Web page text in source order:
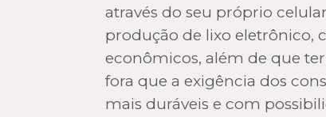
através do seu próprio
produção de lixo eletrônico,
econômicos, além de que
fora que a exigência dos
mais duráveis e com